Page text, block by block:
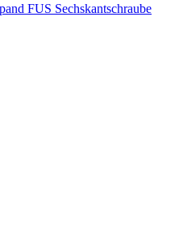
FUS Sechskantschraube